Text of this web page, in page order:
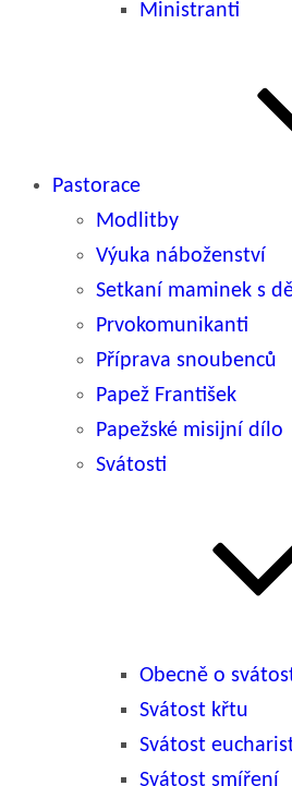
Ministranti
Pastorace
Modlitby
Výuka náboženství
Setkaní maminek s
Prvokomunikanti
Příprava snoubenců
Papež František
Papežské misijní dílo
Svátosti
Obecně o
Svátost křtu
Svátost
Svátost smíření